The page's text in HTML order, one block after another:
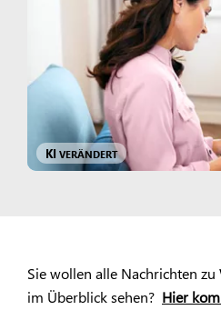
KI VERÄNDERT
Sie wollen alle Nachrichten
im Überblick sehen? Hier